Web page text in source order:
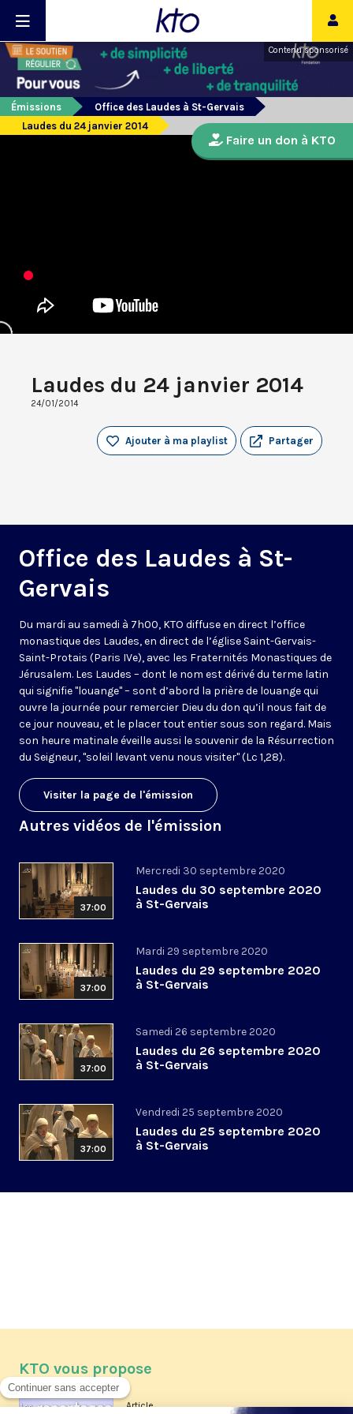
Contenu sponsorisé
Émissions
Office des Laudes à St-Gervais
Laudes du 24 janvier 2014
Laudes du 24 janvier 2014
24/01/2014
Partager
Ajouter à ma playlist
Office des Laudes à St-
Gervais
Du mardi au samedi à 7h00, KTO diffuse en direct l’office
monastique des Laudes, en direct de l’église Saint-Gervais-
Saint-Protais (Paris IVe), avec les Fraternités Monastiques de
Jérusalem. Les Laudes – dont le nom est dérivé du terme latin
qui signifie "louange" – sont d’abord la prière de louange qui
ouvre la journée pour remercier Dieu du don qu’il nous fait de
ce jour nouveau, et le placer tout entier sous son regard. Mais
son heure matinale éveille aussi le souvenir de la Résurrection
du Seigneur, "soleil levant venu nous visiter" (Lc 1,28).
Visiter la page de l'émission
Autres vidéos de l'émission
37:00
Mercredi 30 septembre 2020
Laudes du 30 septembre 2020
à St-Gervais
37:00
Mardi 29 septembre 2020
Laudes du 29 septembre 2020
à St-Gervais
37:00
Samedi 26 septembre 2020
Laudes du 26 septembre 2020
à St-Gervais
37:00
Vendredi 25 septembre 2020
Laudes du 25 septembre 2020
à St-Gervais
Faire un don à KTO
KTO vous propose
Article